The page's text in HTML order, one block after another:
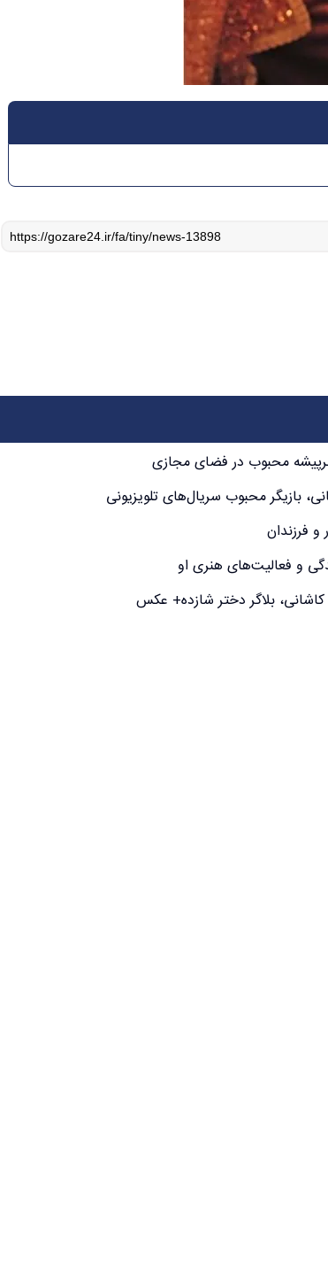
محبوب در فضای مجازی
بازیگر محبوب سریال‌های تلویزیونی
فرزندان
و فعالیت‌های هنری او
بلاگر دختر شازده+ عکس